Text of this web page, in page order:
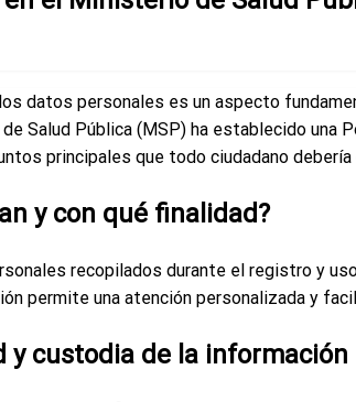
datos personales es un aspecto
de Salud Pública (MSP) ha establecido
principales que todo ciudadano
y con qué finalidad?
recopilados durante el registro y
permite una atención personalizada y
y custodia de la información